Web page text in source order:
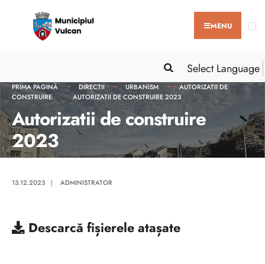
MENU
Select Language
PRIMA PAGINĂ DIRECTII URBANISM
AUTORIZATII DE
CONSTRUIRE
AUTORIZATII DE CONSTRUIRE 2023
Autorizatii de construire
2023
13.12.2023 | ADMINISTRATOR
Descarcă fișierele atașate